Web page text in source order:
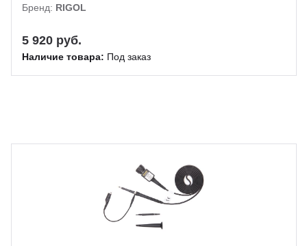
Бренд: RIGOL
5 920 руб.
Наличие товара: Под заказ